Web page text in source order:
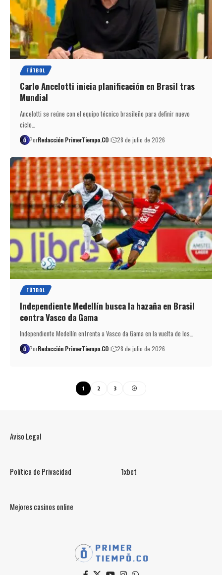
FÚTBOL
Carlo Ancelotti inicia planificación en Brasil tras
Mundial
Ancelotti se reúne con el equipo técnico brasileño para definir nuevo
ciclo…
PorRedacción PrimerTiempo.CO 28 de julio de 2026
FÚTBOL
Independiente Medellín busca la hazaña en Brasil
contra Vasco da Gama
Independiente Medellín enfrenta a Vasco da Gama en la vuelta de los…
PorRedacción PrimerTiempo.CO 28 de julio de 2026
1 2 3
Aviso Legal
Política de Privacidad 1xbet
Mejores casinos online